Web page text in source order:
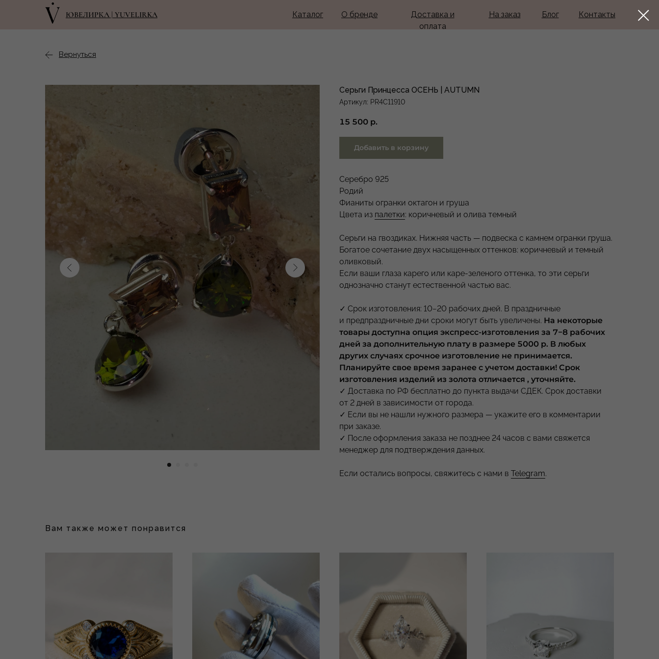
Контакты
Блог
На заказ
Доставка и
оплата
Каталог О бренде
ЮВЕЛИРКА | YUVELIRKA
Вернуться
Серьги Принцесса ОСЕНЬ | AUTUMN
Артикул: PR4C11910
15 500 р.
Добавить в корзину
Серебро 925
Родий
Фианиты огранки октагон и груша
Цвета из палетки: коричневый и олива темный
Серьги на гвоздиках. Нижняя часть — подвеска с камнем огранки груша.
Богатое сочетание двух насыщенных оттенков: коричневый и темный
оливковый.
Если ваши глаза карего или каре-зеленого оттенка, то эти серьги
однозначно станут естественной частью вас.
✓ Срок изготовления: 10−20 рабочих дней. В праздничные
и предпраздничные дни сроки могут быть увеличены. На некоторые
товары доступна опция экспресс-изготовления за 7−8 рабочих
дней за дополнительную плату в размере 5000 р. В любых
других случаях срочное изготовление не принимается.
Планируйте свое время заранее с учетом доставки! Срок
изготовления изделий из золота отличается , уточняйте.
✓ Доставка по РФ бесплатно до пункта выдачи СДЕК. Срок доставки
от 2 дней в зависимости от города.
✓ Если вы не нашли нужного размера — укажите его в комментарии
при заказе.
✓ После оформления заказа не позднее 24 часов с вами свяжется
менеджер для подтверждения данных.
Если остались вопросы, свяжитесь с нами в Telegram.
Вам также может понравится